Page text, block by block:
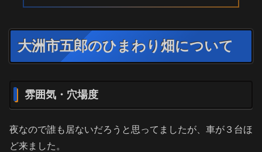
大洲市五郎のひまわり畑について
雰囲気・穴場度
夜なので誰も居ないだろうと思ってましたが、車が３台ほ
ど来ました。